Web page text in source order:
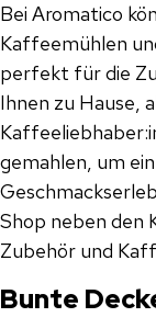
Bei Aromatico
Kaffeemühlen
perfekt für die
Ihnen zu Hause,
gemahlen, um
Shop neben den
Zubehör und
Bunte